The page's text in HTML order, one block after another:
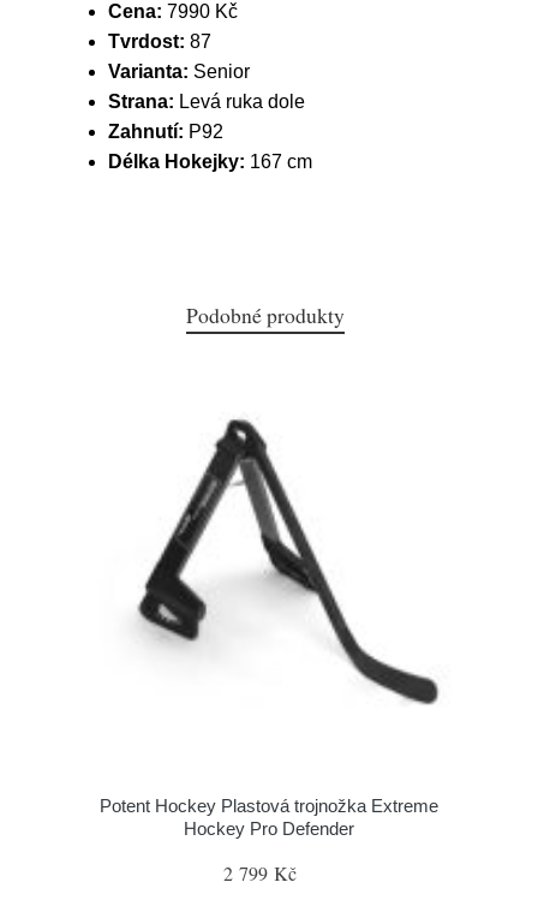
Cena: 7990 Kč
Tvrdost: 87
Varianta: Senior
Strana: Levá ruka dole
Zahnutí: P92
Délka Hokejky: 167 cm
Podobné produkty
Potent Hockey Plastová trojnožka Extreme
Hockey Pro Defender
2 799 Kč